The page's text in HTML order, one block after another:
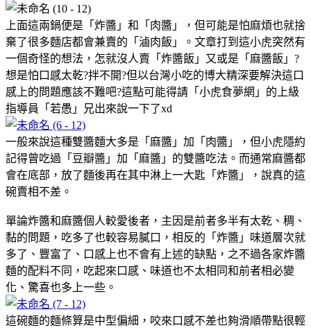
上面這兩鍋便是「炸醬」和「肉醬」，但可能是怕麻煩也就捨
棄了很多麵店都會兼賣的「滷肉飯」。文章打到這小虎突然有
一個奇怪的想法，怎就沒人賣「炸醬飯」又或是「麻醬飯」?
想是怕口感太乾?拌不開?但以台灣小吃的博大精深要解決這口
感上的問題應該不難吧?這點可能得請「小虎食夢網」的上級
指導員「若愚」兄出來說一下了xd
一般來說這種雙醬麵大多是「麻醬」加「肉醬」，但小虎隱約
記得曾吃過「豆瓣醬」加「麻醬」的雙醬吃法。而通常麻醬都
會在底部，放了麵後再在其中淋上一大匙「炸醬」，說真的這
碗賣相不差。
單論炸醬和麻醬個人較愛後者，主因是前者多半有太乾、稠、
黏的問題，吃多了也較容易膩口，相反的「炸醬」味道層次就
多了、豐富了、口感上也不會有上述的缺點，之不過各家炸醬
麵的配料不同，吃起來口感、味道也不太相同和前者相必變
化、驚喜也多上一些。
這碗麵的麵條算是中型偏細，咬來口感不差也夠滑順帶點很輕